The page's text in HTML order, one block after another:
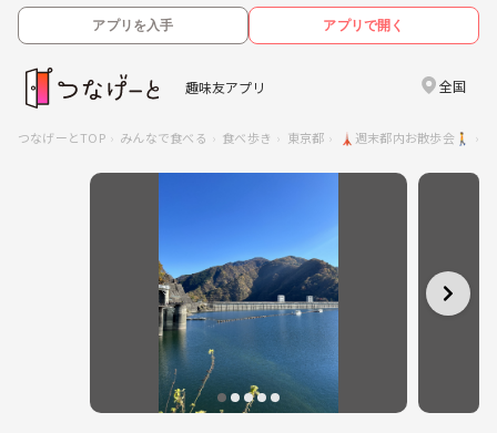
アプリを入手 アプリで開く
趣味友アプリ 全国
つなげーとTOP みんなで食べる 食べ歩き 東京都 🗼週末都内お散歩会🚶